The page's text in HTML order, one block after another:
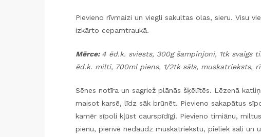
Pievieno rīvmaizi un viegli sakultas olas, sieru. Visu
izkārto cepamtraukā.
Mērce: 4 ēd.k. sviests, 300g šampinjoni, 1tk svaigs
ēd.k. milti, 700ml piens, 1/2tk sāls, muskatrieksts,
Sēnes notīra un sagriež plānās šķēlītēs. Lēzenā
maisot karsē, līdz sāk brūnēt. Pievieno sakapātus
kamēr sīpoli kļūst caurspīdīgi. Pievieno timiānu,
pienu, pierīvē nedaudz muskatriekstu, pieliek sāli un